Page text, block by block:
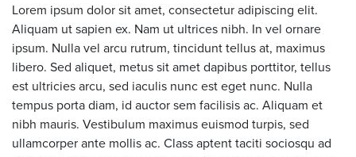
Lorem ipsum dolor sit amet, consectetur adipiscing elit.
Aliquam ut sapien ex. Nam ut ultrices nibh. In vel ornare
ipsum. Nulla vel arcu rutrum, tincidunt tellus at, maximus
libero. Sed aliquet, metus sit amet dapibus porttitor, tellus
est ultricies arcu, sed iaculis nunc est eget nunc. Nulla
tempus porta diam, id auctor sem facilisis ac. Aliquam et
nibh mauris. Vestibulum maximus euismod turpis, sed
ullamcorper ante mollis ac. Class aptent taciti sociosqu ad